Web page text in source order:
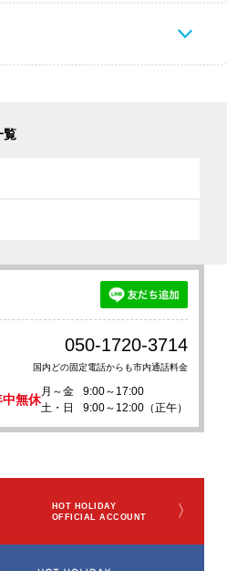
覧
050-1720-3714
国内どの固定電話からも市内通話料金
中無休
月～金
9:00～17:00
土・日
9:00～12:00（正午）
HOT HOLIDAY
OFFICIAL ACCOUNT
〉